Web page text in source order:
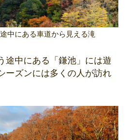
中にある車道から見える滝
途中にある「鎌池」には遊
ーズンには多くの人が訪れ